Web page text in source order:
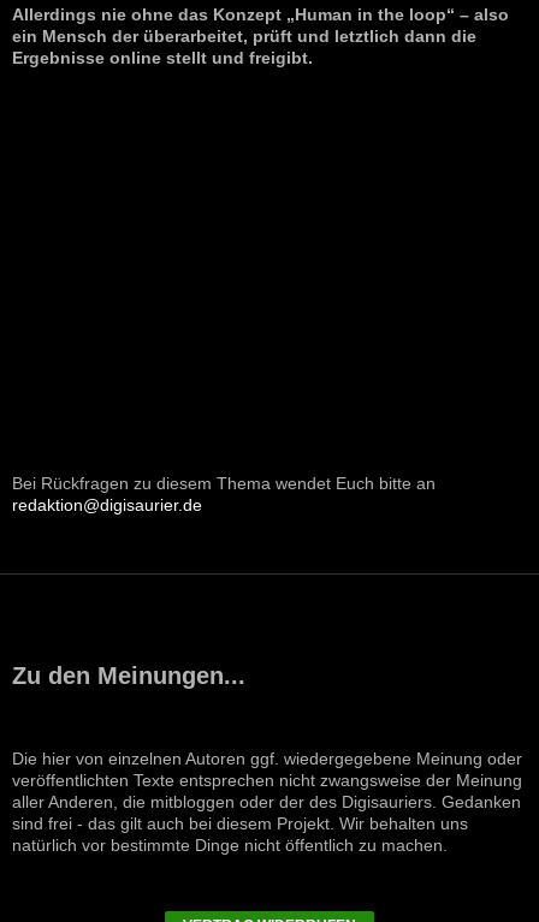
Allerdings nie ohne das Konzept „Human in the loop“ – also
ein Mensch der überarbeitet, prüft und letztlich dann die
Ergebnisse online stellt und freigibt.
Bei Rückfragen zu diesem Thema wendet Euch bitte an
redaktion@digisaurier.de
Zu den Meinungen...
Die hier von einzelnen Autoren ggf. wiedergegebene Meinung oder
veröffentlichten Texte entsprechen nicht zwangsweise der Meinung
aller Anderen, die mitbloggen oder der des Digisauriers. Gedanken
sind frei - das gilt auch bei diesem Projekt. Wir behalten uns
natürlich vor bestimmte Dinge nicht öffentlich zu machen.